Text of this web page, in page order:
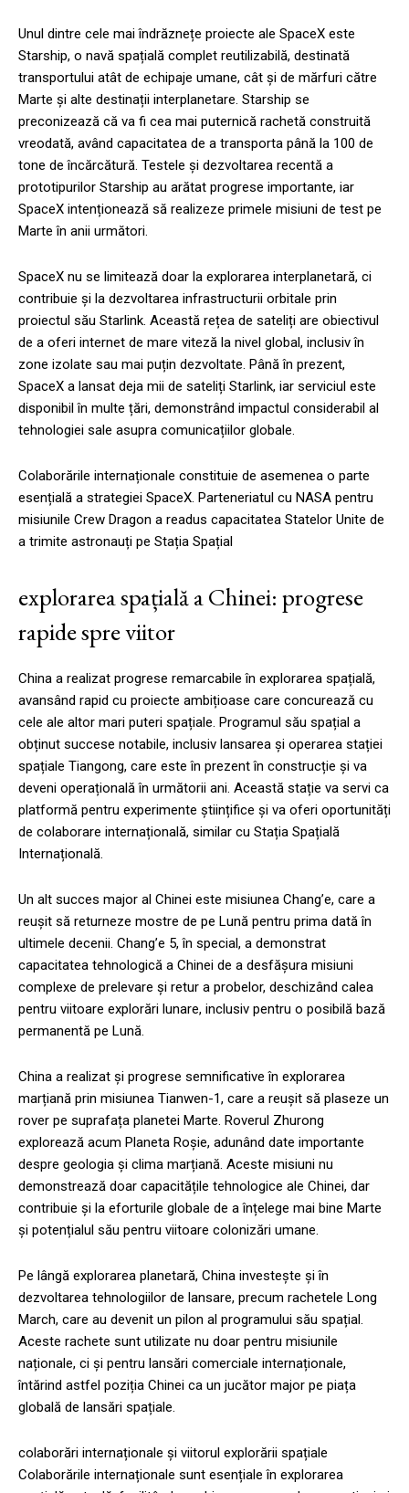
Unul dintre cele mai îndrăznețe proiecte ale SpaceX este
Starship, o navă spațială complet reutilizabilă, destinată
transportului atât de echipaje umane, cât și de mărfuri către
Marte și alte destinații interplanetare. Starship se
preconizează că va fi cea mai puternică rachetă construită
vreodată, având capacitatea de a transporta până la 100 de
tone de încărcătură. Testele și dezvoltarea recentă a
prototipurilor Starship au arătat progrese importante, iar
SpaceX intenționează să realizeze primele misiuni de test pe
Marte în anii următori.
SpaceX nu se limitează doar la explorarea interplanetară, ci
contribuie și la dezvoltarea infrastructurii orbitale prin
proiectul său Starlink. Această rețea de sateliți are obiectivul
de a oferi internet de mare viteză la nivel global, inclusiv în
zone izolate sau mai puțin dezvoltate. Până în prezent,
SpaceX a lansat deja mii de sateliți Starlink, iar serviciul este
disponibil în multe țări, demonstrând impactul considerabil al
tehnologiei sale asupra comunicațiilor globale.
Colaborările internaționale constituie de asemenea o parte
esențială a strategiei SpaceX. Parteneriatul cu NASA pentru
misiunile Crew Dragon a readus capacitatea Statelor Unite de
a trimite astronauți pe Stația Spațial
explorarea spațială a Chinei: progrese
rapide spre viitor
China a realizat progrese remarcabile în explorarea spațială,
avansând rapid cu proiecte ambițioase care concurează cu
cele ale altor mari puteri spațiale. Programul său spațial a
obținut succese notabile, inclusiv lansarea și operarea stației
spațiale Tiangong, care este în prezent în construcție și va
deveni operațională în următorii ani. Această stație va servi ca
platformă pentru experimente științifice și va oferi oportunități
de colaborare internațională, similar cu Stația Spațială
Internațională.
Un alt succes major al Chinei este misiunea Chang’e, care a
reușit să returneze mostre de pe Lună pentru prima dată în
ultimele decenii. Chang’e 5, în special, a demonstrat
capacitatea tehnologică a Chinei de a desfășura misiuni
complexe de prelevare și retur a probelor, deschizând calea
pentru viitoare explorări lunare, inclusiv pentru o posibilă bază
permanentă pe Lună.
China a realizat și progrese semnificative în explorarea
marțiană prin misiunea Tianwen-1, care a reușit să plaseze un
rover pe suprafața planetei Marte. Roverul Zhurong
explorează acum Planeta Roșie, adunând date importante
despre geologia și clima marțiană. Aceste misiuni nu
demonstrează doar capacitățile tehnologice ale Chinei, dar
contribuie și la eforturile globale de a înțelege mai bine Marte
și potențialul său pentru viitoare colonizări umane.
Pe lângă explorarea planetară, China investește și în
dezvoltarea tehnologiilor de lansare, precum rachetele Long
March, care au devenit un pilon al programului său spațial.
Aceste rachete sunt utilizate nu doar pentru misiunile
naționale, ci și pentru lansări comerciale internaționale,
întărind astfel poziția Chinei ca un jucător major pe piața
globală de lansări spațiale.
colaborări internaționale și viitorul explorării spațiale
Colaborările internaționale sunt esențiale în explorarea